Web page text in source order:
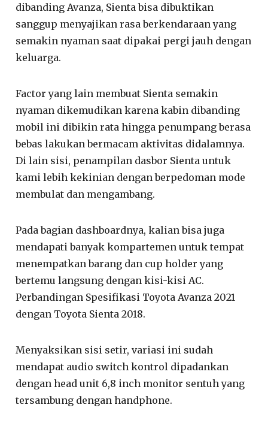
dibanding Avanza, Sienta bisa dibuktikan
sanggup menyajikan rasa berkendaraan yang
semakin nyaman saat dipakai pergi jauh dengan
keluarga.
Factor yang lain membuat Sienta semakin
nyaman dikemudikan karena kabin dibanding
mobil ini dibikin rata hingga penumpang berasa
bebas lakukan bermacam aktivitas didalamnya.
Di lain sisi, penampilan dasbor Sienta untuk
kami lebih kekinian dengan berpedoman mode
membulat dan mengambang.
Pada bagian dashboardnya, kalian bisa juga
mendapati banyak kompartemen untuk tempat
menempatkan barang dan cup holder yang
bertemu langsung dengan kisi-kisi AC.
Perbandingan Spesifikasi Toyota Avanza 2021
dengan Toyota Sienta 2018.
Menyaksikan sisi setir, variasi ini sudah
mendapat audio switch kontrol dipadankan
dengan head unit 6,8 inch monitor sentuh yang
tersambung dengan handphone.